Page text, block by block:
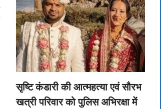
सृष्टि कंडारी की आत्महत्या एवं सौरभ
खत्री परिवार को पुलिस अभिरक्षा में